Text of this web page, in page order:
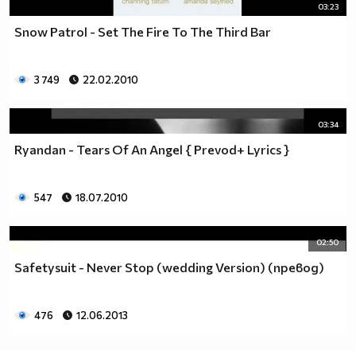
03:23
Snow Patrol - Set The Fire To The Third Bar
3 749 22.02.2010
03:34
Ryandan - Tears Of An Angel { Prevod+ Lyrics }
547 18.07.2010
02:50
Safetysuit - Never Stop (wedding Version) (превод)
476 12.06.2013